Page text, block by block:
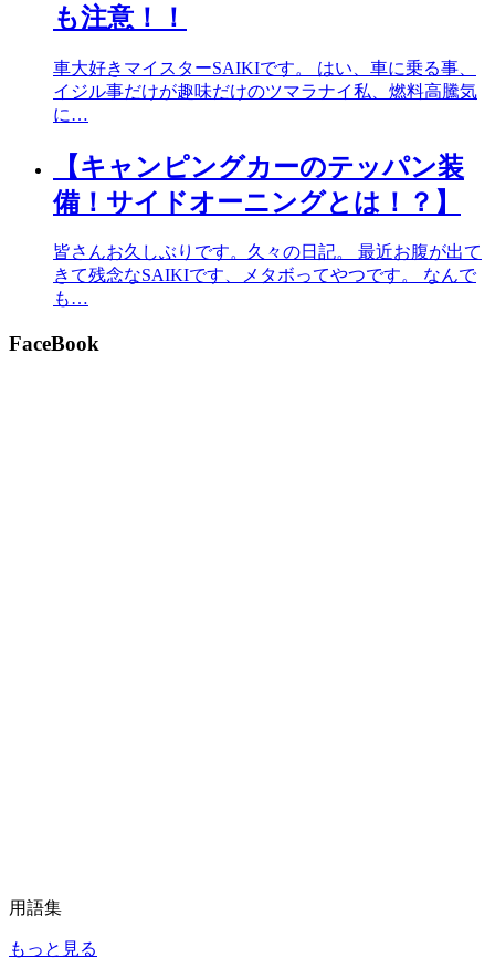
も注意！！
車大好きマイスターSAIKIです。 はい、車に乗る事、
イジル事だけが趣味だけのツマラナイ私、燃料高騰気
に…
【キャンピングカーのテッパン装
備！サイドオーニングとは！？】
皆さんお久しぶりです。久々の日記。 最近お腹が出て
きて残念なSAIKIです、メタボってやつです。 なんで
も…
FaceBook
用語集
もっと見る